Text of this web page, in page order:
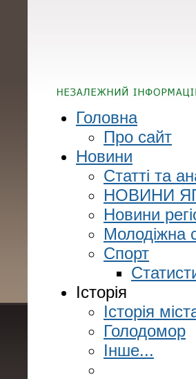
Головна
Про сайт
Новини
Статті та
НОВИНИ
Новини
Молодіжна
Спорт
Історія
Історія
Голодомор
Інше...